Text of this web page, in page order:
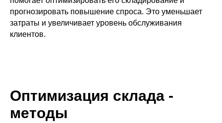
прогнозировать повышение спроса. Это уменьшает
затраты и увеличивает уровень обслуживания
клиентов.
Оптимизация склада -
методы